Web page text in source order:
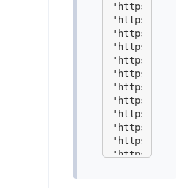
'https://
'https://
'https://
'https://
'https://
'https://
'https://
'https://
'https://
'https://
'https://
'https://